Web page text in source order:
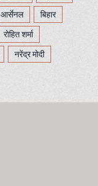
आर्सेनल बिहार
रोहित शर्मा
नरेंद्र मोदी